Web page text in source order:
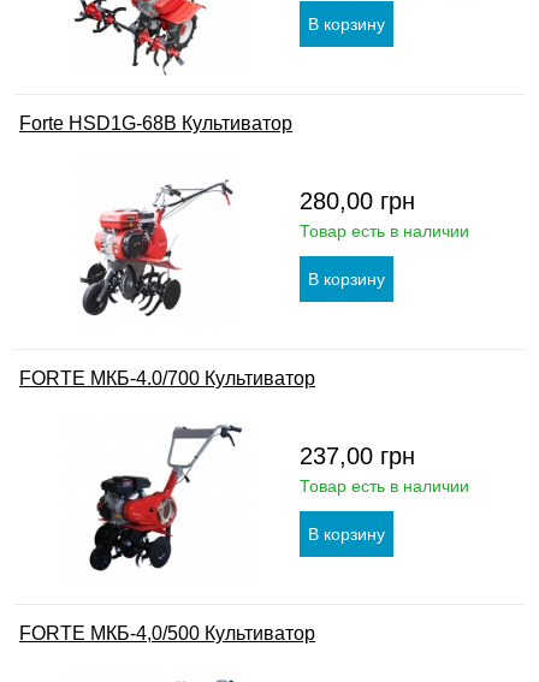
Forte HSD1G-68B Культиватор
280,00 грн
Товар есть в наличии
FORTE МКБ-4.0/700 Культиватор
237,00 грн
Товар есть в наличии
FORTE МКБ-4,0/500 Культиватор